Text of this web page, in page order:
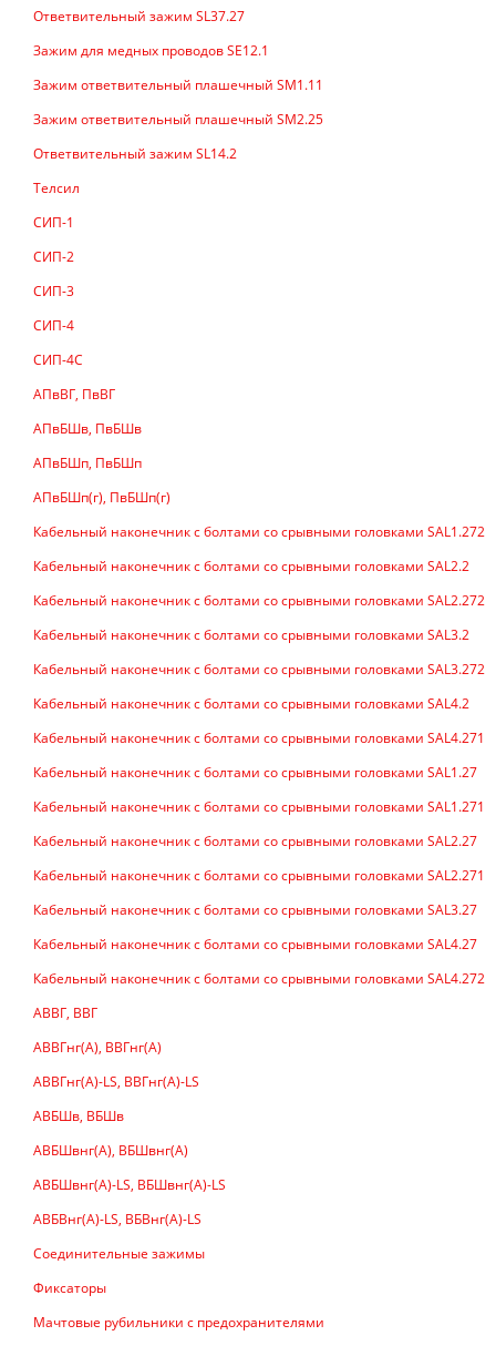
Ответвительный зажим SL37.27
Зажим для медных проводов SE12.1
Зажим ответвительный плашечный SM1.11
Зажим ответвительный плашечный SM2.25
Ответвительный зажим SL14.2
Телсил
СИП-1
СИП-2
СИП-3
СИП-4
СИП-4С
АПвВГ, ПвВГ
АПвБШв, ПвБШв
АПвБШп, ПвБШп
АПвБШп(г), ПвБШп(г)
Кабельный наконечник с болтами со срывными головками SAL1.272
Кабельный наконечник с болтами со срывными головками SAL2.2
Кабельный наконечник с болтами со срывными головками SAL2.272
Кабельный наконечник с болтами со срывными головками SAL3.2
Кабельный наконечник с болтами со срывными головками SAL3.272
Кабельный наконечник с болтами со срывными головками SAL4.2
Кабельный наконечник с болтами со срывными головками SAL4.271
Кабельный наконечник с болтами со срывными головками SAL1.27
Кабельный наконечник с болтами со срывными головками SAL1.271
Кабельный наконечник с болтами со срывными головками SAL2.27
Кабельный наконечник с болтами со срывными головками SAL2.271
Кабельный наконечник с болтами со срывными головками SAL3.27
Кабельный наконечник с болтами со срывными головками SAL4.27
Кабельный наконечник с болтами со срывными головками SAL4.272
АВВГ, ВВГ
АВВГнг(А), ВВГнг(А)
АВВГнг(А)-LS, ВВГнг(А)-LS
АВБШв, ВБШв
АВБШвнг(А), ВБШвнг(А)
АВБШвнг(А)-LS, ВБШвнг(А)-LS
АВБВнг(А)-LS, ВБВнг(А)-LS
Соединительные зажимы
Фиксаторы
Мачтовые рубильники с предохранителями